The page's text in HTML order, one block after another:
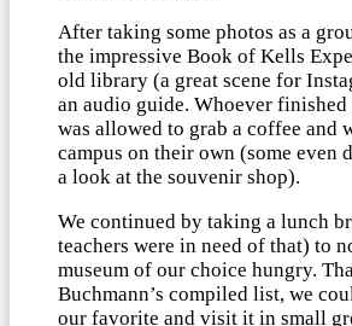
After taking some photos as a
the impressive Book of Kells
old library (a great scene for
an audio guide. Whoever
was allowed to grab a coffee and
campus on their own (some even
a look at the souvenir shop).
We continued by taking a lunch
teachers were in need of that) to
museum of our choice hungry.
Buchmann’s compiled list, we
our favorite and visit it in small